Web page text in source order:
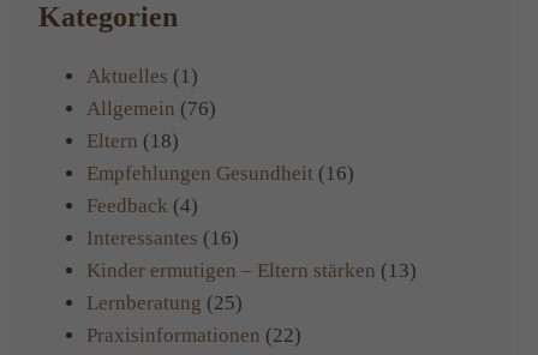
Kategorien
Aktuelles (1)
Allgemein (76)
Eltern (18)
Empfehlungen Gesundheit (16)
Feedback (4)
Interessantes (16)
Kinder ermutigen – Eltern stärken (13)
Lernberatung (25)
Praxisinformationen (22)